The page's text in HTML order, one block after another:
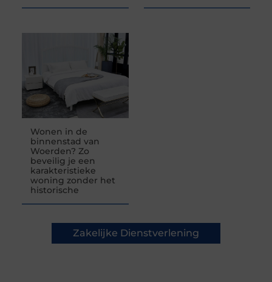
Wonen in de
binnenstad van
Woerden? Zo
beveilig je een
karakteristieke
woning zonder het
historische
Zakelijke Dienstverlening